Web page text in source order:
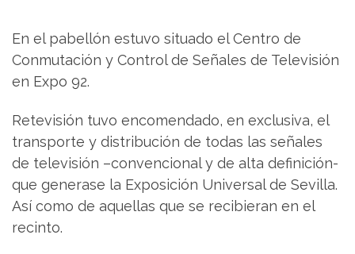
En el pabellón estuvo situado el Centro de
Conmutación y Control de Señales de Televisión
en Expo 92.
Retevisión tuvo encomendado, en exclusiva, el
transporte y distribución de todas las señales
de televisión –convencional y de alta definición-
que generase la Exposición Universal de Sevilla.
Así como de aquellas que se recibieran en el
recinto.